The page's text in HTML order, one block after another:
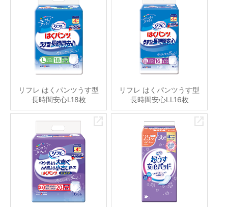
リフレ はくパンツうす型
長時間安心L18枚
リフレ はくパンツうす型
長時間安心LL16枚